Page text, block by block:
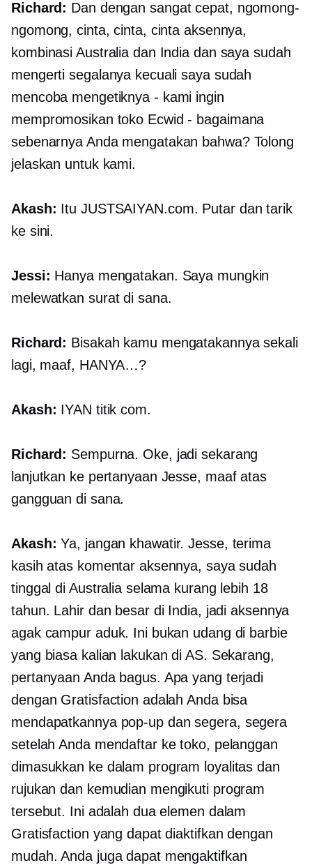
Richard: Dan dengan sangat cepat, ngomong-
ngomong, cinta, cinta, cinta aksennya,
kombinasi Australia dan India dan saya sudah
mengerti segalanya kecuali saya sudah
mencoba mengetiknya - kami ingin
mempromosikan toko Ecwid - bagaimana
sebenarnya Anda mengatakan bahwa? Tolong
jelaskan untuk kami.
Akash: Itu JUSTSAIYAN.com. Putar dan tarik
ke sini.
Jessi: Hanya mengatakan. Saya mungkin
melewatkan surat di sana.
Richard: Bisakah kamu mengatakannya sekali
lagi, maaf, HANYA…?
Akash: IYAN titik com.
Richard: Sempurna. Oke, jadi sekarang
lanjutkan ke pertanyaan Jesse, maaf atas
gangguan di sana.
Akash: Ya, jangan khawatir. Jesse, terima
kasih atas komentar aksennya, saya sudah
tinggal di Australia selama kurang lebih 18
tahun. Lahir dan besar di India, jadi aksennya
agak campur aduk. Ini bukan udang di barbie
yang biasa kalian lakukan di AS. Sekarang,
pertanyaan Anda bagus. Apa yang terjadi
dengan Gratisfaction adalah Anda bisa
mendapatkannya pop-updan segera, segera
setelah Anda mendaftar ke toko, pelanggan
dimasukkan ke dalam program loyalitas dan
rujukan dan kemudian mengikuti program
tersebut. Ini adalah dua elemen dalam
Gratisfaction yang dapat diaktifkan dengan
mudah. Anda juga dapat mengaktifkan